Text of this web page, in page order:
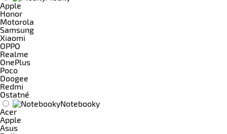
Apple
Honor
Motorola
Samsung
Xiaomi
OPPO
Realme
OnePlus
Poco
Doogee
Redmi
Ostatné
Notebooky
Acer
Apple
Asus